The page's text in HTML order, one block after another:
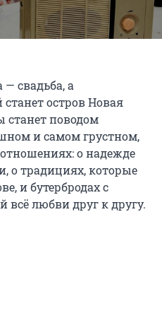
— свадьба, а
остров Новая
станет поводом
и самом грустном,
о надежде
о традициях, которые
и бутербродах с
всё любви друг к другу.